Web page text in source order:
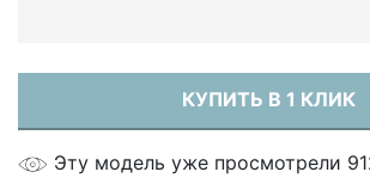
КУПИТЬ В 1 КЛИК
Эту модель уже просмотрели